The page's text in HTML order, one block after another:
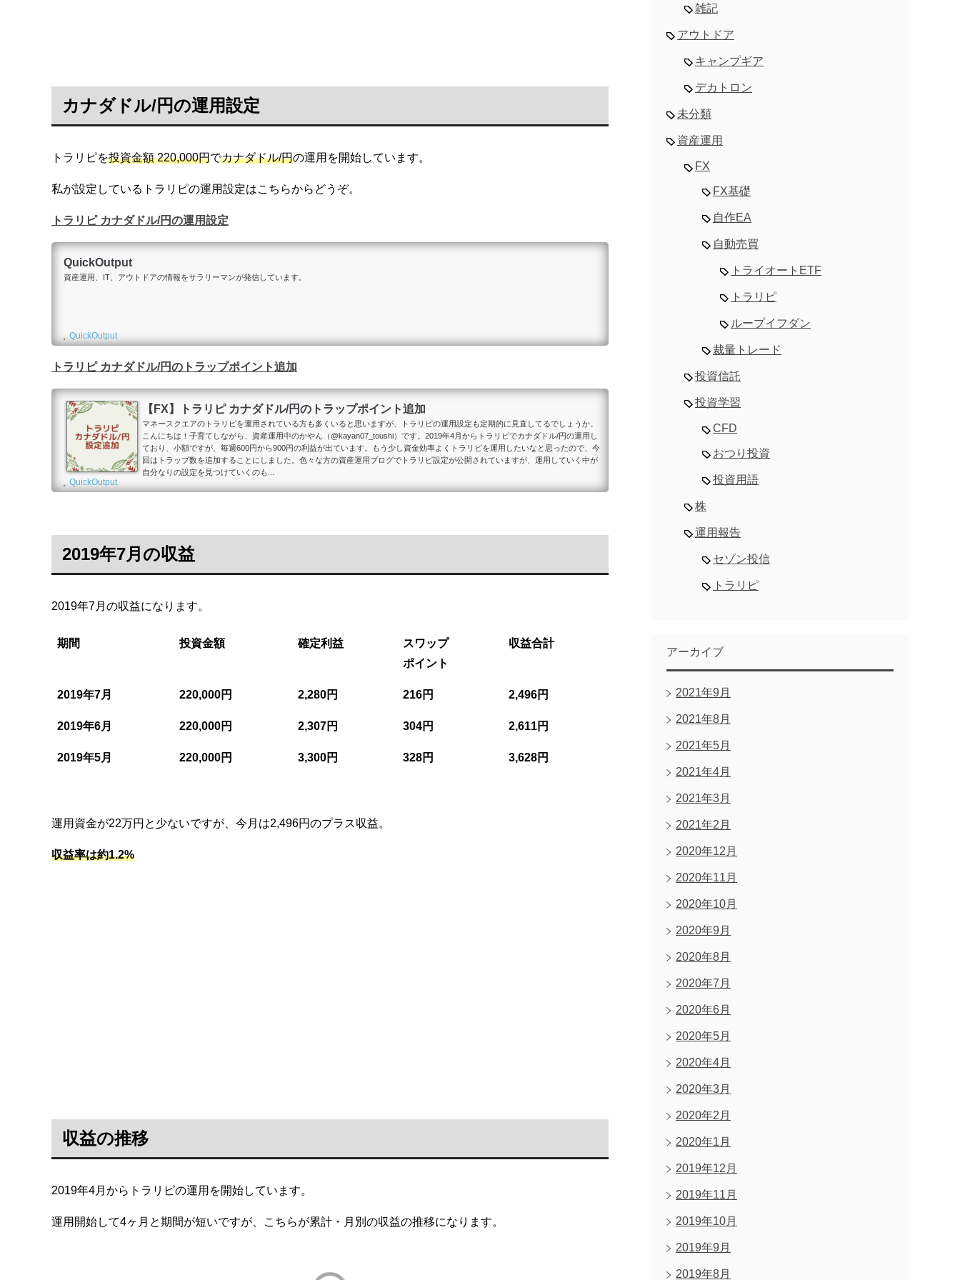
カナダドル/円の運用設定
トラリピを投資金額 220,000円でカナダドル/円の運用を開始しています。
私が設定しているトラリピの運用設定はこちらからどうぞ。
トラリピ カナダドル/円の運用設定
QuickOutput
資産運用、IT、アウトドアの情報をサラリーマンが発信しています。
QuickOutput
トラリピ カナダドル/円のトラップポイント追加
【FX】トラリピ カナダドル/円のトラップポイント追加
マネースクエアのトラリピを運用されている方も多くいると思いますが、トラリピの運用設定も定期的に見直してるでしょうか。
こんにちは！子育てしながら、資産運用中のかやん（@kayan07_toushi）です。2019年4月からトラリピでカナダドル/円の運用し
ており、小額ですが、毎週600円から900円の利益が出ています。もう少し資金効率よくトラリピを運用したいなと思ったので、今
回はトラップ数を追加することにしました。色々な方の資産運用ブログでトラリピ設定が公開されていますが、運用していく中が
自分なりの設定を見つけていくのも...
QuickOutput
2019年7月の収益
2019年7月の収益になります。
期間 投資金額 確定利益
スワップ
ポイント
収益合計
2019年7月 220,000円 2,280円 216円 2,496円
2019年6月 220,000円 2,307円 304円 2,611円
2019年5月 220,000円 3,300円 328円 3,628円
運用資金が22万円と少ないですが、今月は2,496円のプラス収益。
収益率は約1.2%
収益の推移
2019年4月からトラリピの運用を開始しています。
運用開始して4ヶ月と期間が短いですが、こちらが累計・月別の収益の推移になります。
雑記
アウトドア
キャンプギア
デカトロン
未分類
資産運用
FX
FX基礎
自作EA
自動売買
トライオートETF
トラリピ
ループイフダン
裁量トレード
投資信託
投資学習
CFD
おつり投資
投資用語
株
運用報告
セゾン投信
トラリピ
アーカイブ
2021年9月
2021年8月
2021年5月
2021年4月
2021年3月
2021年2月
2020年12月
2020年11月
2020年10月
2020年9月
2020年8月
2020年7月
2020年6月
2020年5月
2020年4月
2020年3月
2020年2月
2020年1月
2019年12月
2019年11月
2019年10月
2019年9月
2019年8月